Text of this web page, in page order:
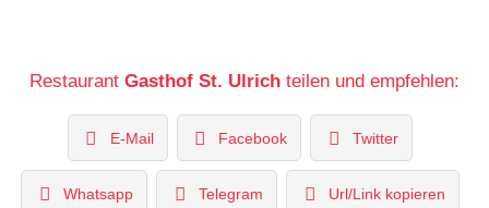
Restaurant Gasthof St. Ulrich teilen und empfehlen:
E-Mail Facebook Twitter
Whatsapp Telegram Url/Link kopieren